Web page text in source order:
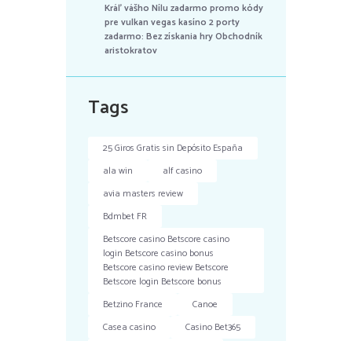
Kráľ vášho Nílu zadarmo promo kódy
pre vulkan vegas kasíno 2 porty
zadarmo: Bez získania hry Obchodník
aristokratov
Tags
25 Giros Gratis sin Depósito España
ala win
alf casino
avia masters review
Bdmbet FR
Betscore casino Betscore casino
login Betscore casino bonus
Betscore casino review Betscore
Betscore login Betscore bonus
Betzino France
Canoe
Casea casino
Casino Bet365